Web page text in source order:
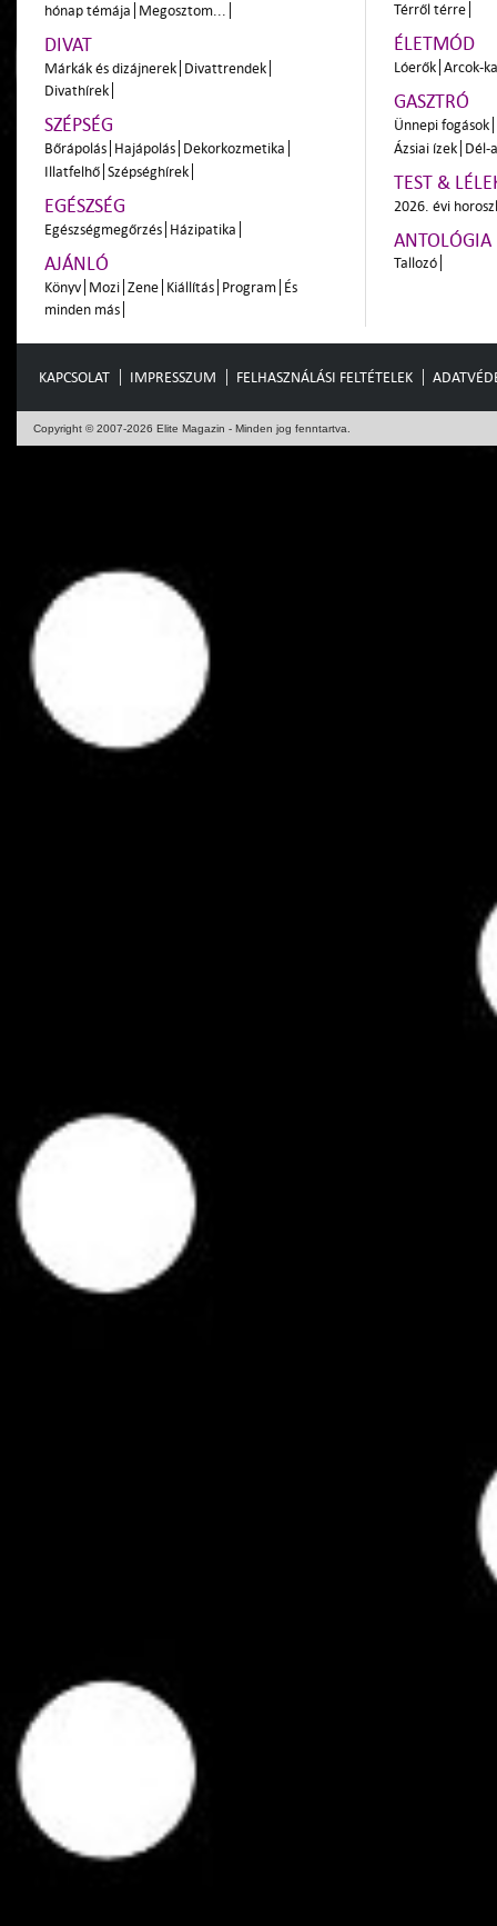
hónap témája Megosztom...
DIVAT
Márkák és dizájnerek Divattrendek
Divathírek
SZÉPSÉG
Bőrápolás Hajápolás Dekorkozmetika
Illatfelhő Szépséghírek
EGÉSZSÉG
Egészségmegőrzés Házipatika
AJÁNLÓ
Könyv Mozi Zene Kiállítás Program És
minden más
Térről térre
ÉLETMÓD
Lóerők Arcok-
GASZTRÓ
Ünnepi fogások
Ázsiai ízek Dél-
TEST &
2026. évi
ANTOLÓGIA
Tallozó
KAPCSOLAT IMPRESSZUM FELHASZNÁLÁSI FELTÉTELEK
Copyright © 2007-2026 Elite Magazin - Minden jog fenntartva.